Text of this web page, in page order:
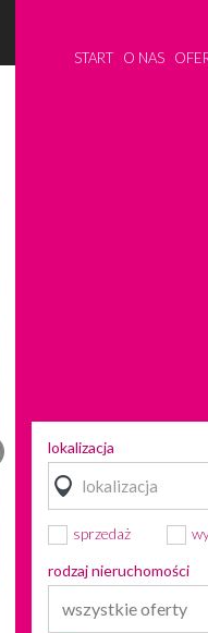
START O NAS
lokalizacja
sprzedaż
rodzaj nieruchomości
wszystkie oferty